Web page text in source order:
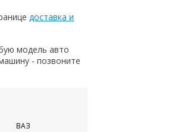
доставка и
модель авто
- позвоните
ВАЗ